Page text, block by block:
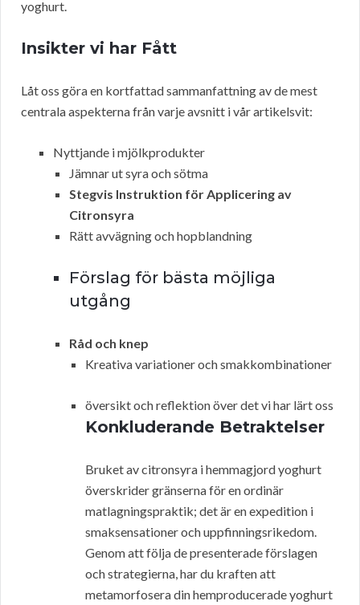
yoghurt.
Insikter vi har Fått
Låt oss göra en kortfattad sammanfattning av de mest
centrala aspekterna från varje avsnitt i vår artikelsvit:
Nyttjande i mjölkprodukter
Jämnar ut syra och sötma
Stegvis Instruktion för Applicering av
Citronsyra
Rätt avvägning och hopblandning
Förslag för bästa möjliga
utgång
Råd och knep
Kreativa variationer och smakkombinationer
översikt och reflektion över det vi har lärt oss
Konkluderande Betraktelser
Bruket av citronsyra i hemmagjord yoghurt
överskrider gränserna för en ordinär
matlagningspraktik; det är en expedition i
smaksensationer och uppfinningsrikedom.
Genom att följa de presenterade förslagen
och strategierna, har du kraften att
metamorfosera din hemproducerade yoghurt